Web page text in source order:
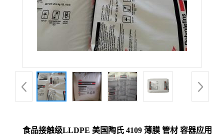
食品接触级LLDPE 美国陶氏 4109 薄膜 管材 容器应用